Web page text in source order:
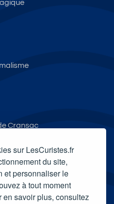
sur LesCuristes.fr
du site,
et personnaliser le
à tout moment
en savoir plus, consultez
Cransac
Bains